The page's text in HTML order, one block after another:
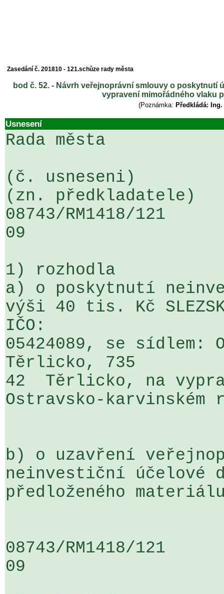
Zasedání č. 201810 - 121.schůze rady města
bod č. 52. - Návrh veřejnoprávní smlouvy o poskytnutí
vypravení mimořádného vlaku
(Poznámka: Předkládá:
Usnesení
Rada města
(č. usneseni)
(zn. předkladatele)
08743/RM1418/
09
1) rozhodla
a) o poskytnutí
výši 40 tis. Kč
IČO:
05424089, se sídlem:
Těrlicko, 735
42  Těrlicko, na
Ostravsko-karvinském
b) o uzavření
neinvestiční
předloženého
08743/RM1418/
09